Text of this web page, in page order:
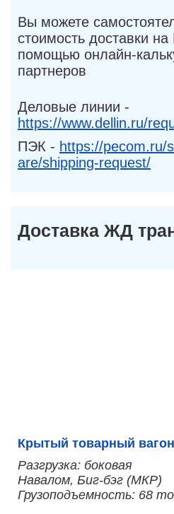
Вы можете
стоимость доставки
помощью онлайн-
партнеров
Деловые линии -
https://www.dellin.ru/
ПЭК - https://pecom.ru/
are/shipping-request/
Доставка ЖД
Крытый товарный вагон
Разгрузка: боковая
Навалом, Биг-бэг (МКР)
Грузоподъемность: 68